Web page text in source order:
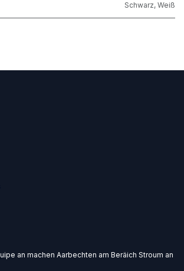
Schwarz, Weiß
an machen Aarbechten am Beräich Stroum an